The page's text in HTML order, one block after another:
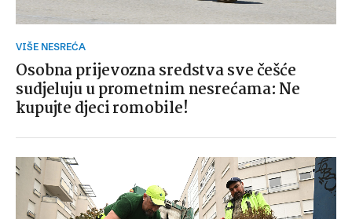
VIŠE NESREĆA
Osobna prijevozna sredstva sve češće
sudjeluju u prometnim nesrećama: Ne
kupujte djeci romobile!